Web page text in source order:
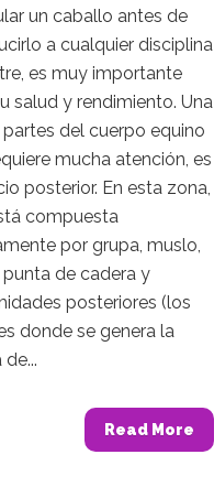
un caballo antes de
a cualquier disciplina
es muy importante
salud y rendimiento. Una
del cuerpo equino
mucha atención, es
posterior. En esta zona,
compuesta
por grupa, muslo,
punta de cadera y
posteriores (los
donde se genera la
Read More